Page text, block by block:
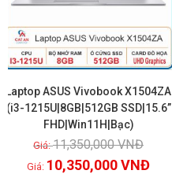
Xem chi tiết
Laptop ASUS Vivobook X1504ZA
(i3-1215U|8GB|512GB SSD|15.6”
FHD|Win11H|Bạc)
11,350,000VNĐ
10,350,000VNĐ